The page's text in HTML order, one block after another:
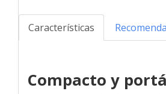
Características
Compacto y